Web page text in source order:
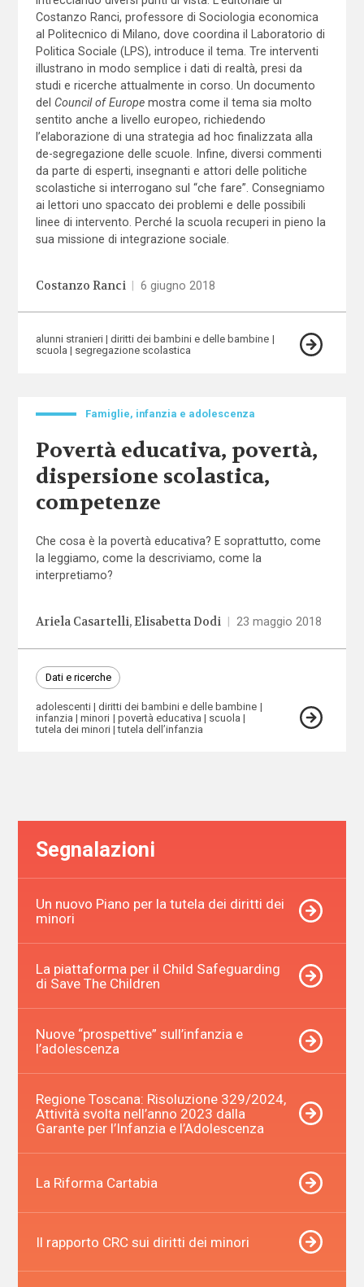
Costanzo Ranci, professore di Sociologia economica
al Politecnico di Milano, dove coordina il Laboratorio di
Politica Sociale (LPS), introduce il tema. Tre interventi
illustrano in modo semplice i dati di realtà, presi da
studi e ricerche attualmente in corso. Un documento
del Council of Europemostra come il tema sia molto
sentito anche a livello europeo, richiedendo
l’elaborazione di una strategia ad hoc finalizzata alla
de-segregazione delle scuole. Infine, diversi commenti
da parte di esperti, insegnanti e attori delle politiche
scolastiche si interrogano sul “che fare”. Consegniamo
ai lettori uno spaccato dei problemi e delle possibili
linee di intervento. Perché la scuola recuperi in pieno la
sua missione di integrazione sociale.
Costanzo Ranci | 6 giugno 2018
alunni stranieri
diritti dei bambini e delle bambine
scuola
segregazione scolastica
Famiglie, infanzia e adolescenza
Povertà educativa, povertà,
dispersione scolastica,
competenze
Che cosa è la povertà educativa? E soprattutto, come
la leggiamo, come la descriviamo, come la
interpretiamo?
Ariela Casartelli Elisabetta Dodi 23 maggio 2018
Dati e ricerche
adolescenti
diritti dei bambini e delle bambine
infanzia
minori povertà educativa
scuola
tutela dei minori
tutela dell’infanzia
Segnalazioni
Un nuovo Piano per la tutela dei diritti dei
minori
La piattaforma per il Child Safeguarding
di Save The Children
Nuove “prospettive” sull’infanzia e
l’adolescenza
Regione Toscana: Risoluzione 329/2024,
Attività svolta nell’anno 2023 dalla
Garante per l’Infanzia e l’Adolescenza
La Riforma Cartabia
Il rapporto CRC sui diritti dei minori